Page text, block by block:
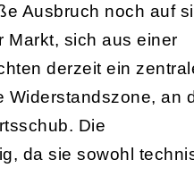
Ausbruch noch auf
Markt, sich aus einer
derzeit ein
Widerstandszone, an
Die
da sie sowohl